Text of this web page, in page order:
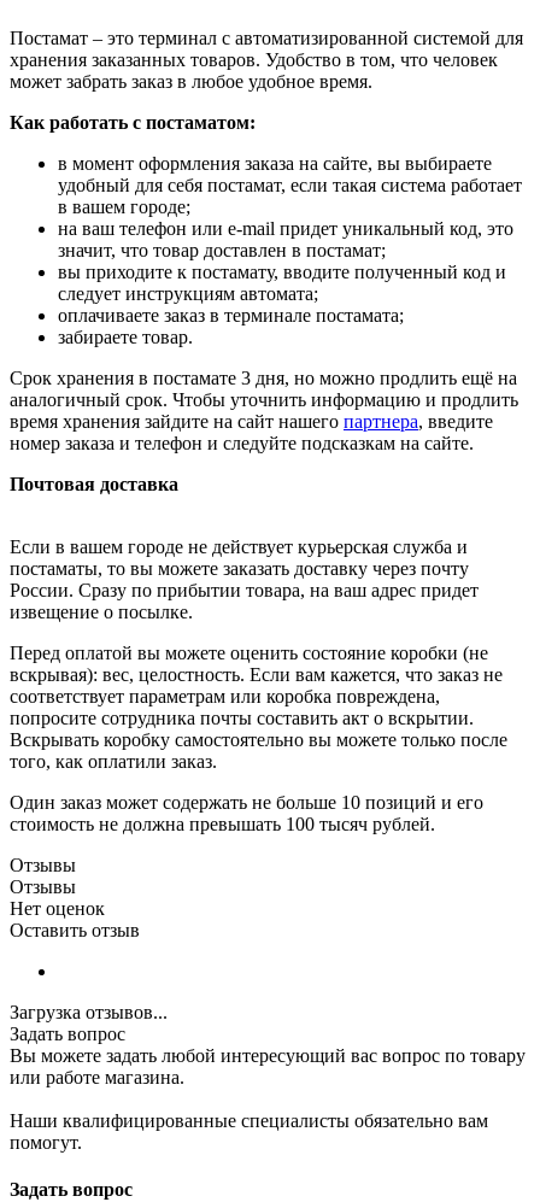
Постамат – это терминал с автоматизированной системой для
хранения заказанных товаров. Удобство в том, что человек
может забрать заказ в любое удобное время.
Как работать с постаматом:
в момент оформления заказа на сайте, вы выбираете
удобный для себя постамат, если такая система работает
в вашем городе;
на ваш телефон или e-mail придет уникальный код, это
значит, что товар доставлен в постамат;
вы приходите к постамату, вводите полученный код и
следует инструкциям автомата;
оплачиваете заказ в терминале постамата;
забираете товар.
Срок хранения в постамате 3 дня, но можно продлить ещё на
аналогичный срок. Чтобы уточнить информацию и продлить
время хранения зайдите на сайт нашего партнера, введите
номер заказа и телефон и следуйте подсказкам на сайте.
Почтовая доставка
Если в вашем городе не действует курьерская служба и
постаматы, то вы можете заказать доставку через почту
России. Сразу по прибытии товара, на ваш адрес придет
извещение о посылке.
Перед оплатой вы можете оценить состояние коробки (не
вскрывая): вес, целостность. Если вам кажется, что заказ не
соответствует параметрам или коробка повреждена,
попросите сотрудника почты составить акт о вскрытии.
Вскрывать коробку самостоятельно вы можете только после
того, как оплатили заказ.
Один заказ может содержать не больше 10 позиций и его
стоимость не должна превышать 100 тысяч рублей.
Отзывы
Отзывы
Нет оценок
Оставить отзыв
Загрузка отзывов...
Задать вопрос
Вы можете задать любой интересующий вас вопрос по товару
или работе магазина.
Наши квалифицированные специалисты обязательно вам
помогут.
Задать вопрос